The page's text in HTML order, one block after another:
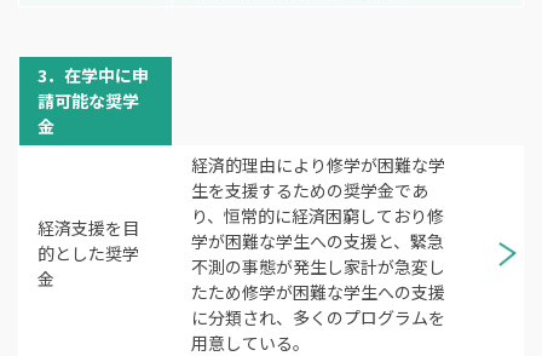
3．在学中に申
請可能な奨学
金
経済支援を目
的とした奨学
金
経済的理由により修学が困難な学
生を支援するための奨学金であ
り、恒常的に経済困窮しており修
学が困難な学生への支援と、緊急
不測の事態が発生し家計が急変し
たため修学が困難な学生への支援
に分類され、多くのプログラムを
用意している。